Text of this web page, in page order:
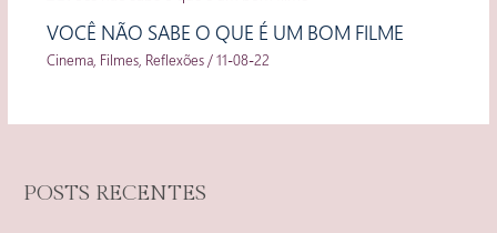
VOCÊ NÃO SABE O QUE É UM BOM FILME
Cinema, Filmes, Reflexões/11-08-22
POSTS RECENTES